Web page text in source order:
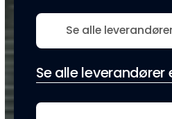
Se alle
Se alle leverandører